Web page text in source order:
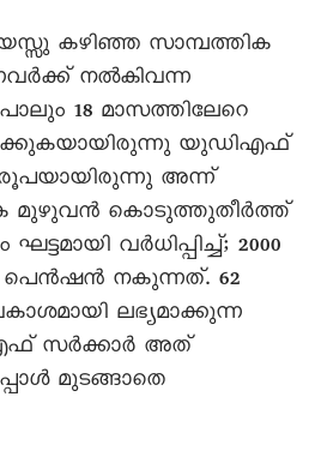
കഴിഞ്ഞ സാമ്പത്തിക
നൽകിവന്ന
18 മാസത്തിലേറെ
യുഡിഎഫ്
അന്ന്
മുഴുവൻ കൊടുത്തുതീർത്ത്
വർധിപ്പിച്ച്; 2000
നകുന്നത്. 62
ലഭ്യമാക്കുന്ന
സർക്കാർ അത്
മുടങ്ങാതെ